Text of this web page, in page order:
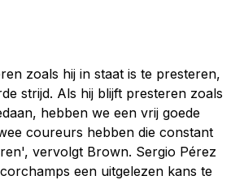
zoals hij in staat is te presteren,
strijd. Als hij blijft presteren zoals
hebben we een vrij goede
coureurs hebben die constant
vervolgt Brown. Sergio Pérez
een uitgelezen kans te